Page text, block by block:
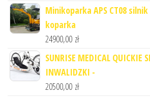
Minikoparka APS CT08 silnik
koparka
24900,00 zł
SUNRISE MEDICAL QUICKIE
INWALIDZKI -
20500,00 zł